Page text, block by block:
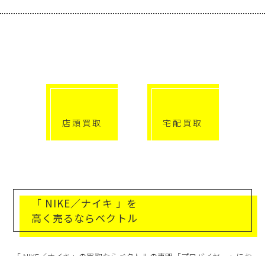
店頭買取 宅配買取
「 NIKE／ナイキ 」を
高く売るならベクトル